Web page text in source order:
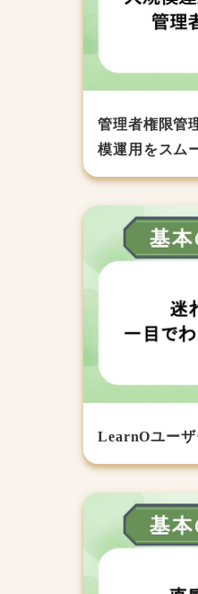
管理者権限管
模運用をスム
LearnOユー